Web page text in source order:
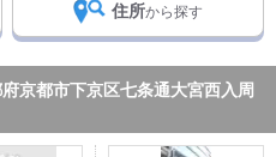
住所から探す
京都市下京区七条通大宮西入周